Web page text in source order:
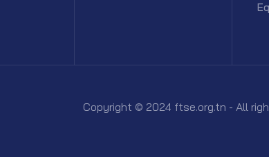
Copyright © 2024 ftse.org.tn - All